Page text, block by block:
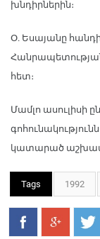
խնդիրներին։
Օ. Եսայանը
հետ։
Մամլո ասուլիսի
կատարած
Tags 1992